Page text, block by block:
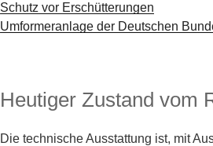
Schutz vor Erschütterungen
Umformeranlage der Deutschen
Heutiger Zustand vom
Die technische Ausstattung ist, mit